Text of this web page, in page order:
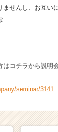
せんし、お互い
コチラから説明
seminar/3141